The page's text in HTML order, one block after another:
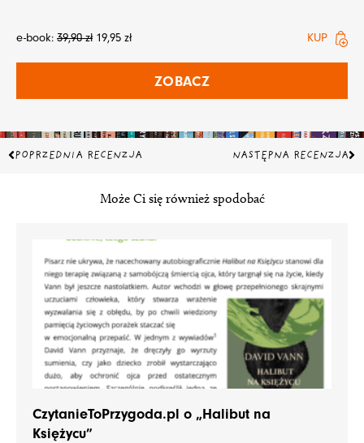
e-book: 39,90zł 19,95 zł KUP
ZOBACZ
Prev
POPRZEDNIA RECENZJA NASTĘPNA RECENZJA
Może Ci się również spodobać
CzytanieToPrzygoda.pl o „Halibut na
Księżycu”